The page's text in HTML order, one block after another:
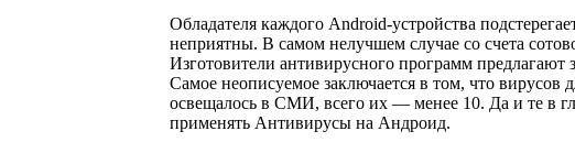
Обладателя каждого Android-устройства
неприятны. В самом нелучшем случае со счета
Изготовители антивирусного программ
Самое неописуемое заключается в том, что вирусов
освещалось в СМИ, всего их — менее 10. Да и те в
применять Антивирусы на Андроид.